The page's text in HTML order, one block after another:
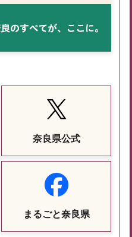
奈良県公式
まるごと奈良県